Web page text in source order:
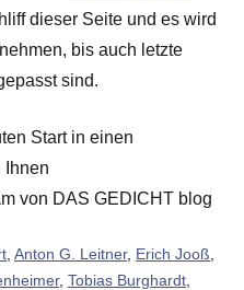
dieser Seite und es wird
bis auch letzte
sind.
Start in einen
Ihnen
von DAS GEDICHT blog
Anton G. Leitner, Erich Jooß
, Tobias Burghardt